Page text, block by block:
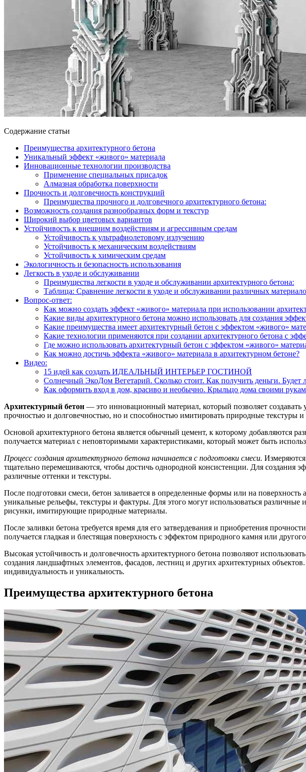
Содержание статьи
Преимущества архитектурного бетона
Уникальный эффект «живого» материала
Инновационные технологии производства
Применение специальных присадок
Алмазная обработка поверхности
Прочность и долговечность конструкций
Преимущества прочного и долговечного архитектурного бетона:
Возможность создания разнообразных форм и текстур
Широкий выбор цветовых вариантов
Устойчивость к внешним воздействиям и агрессивным средам
Устойчивость к ультрафиолетовому излучению
Устойчивость к механическим воздействиям
Устойчивость к химическим средам
Экологичность и безопасность использования
Легкость в уходе и обслуживании
Преимущества легкости в уходе и обслуживании архитектурного бетона:
Таблица: Сравнение легкости в уходе и обслуживании различных
Вопрос-ответ:
Как можно создать эффект «живого» материала при использовании
Какие виды архитектурного бетона можно использовать для создания
Какие преимущества имеет архитектурный бетон с эффектом «живого»
Какие технологии применяются при создании архитектурного бетона с
Где можно использовать архитектурный бетон с эффектом «живого»
Как можно достичь эффекта «живого» материала в архитектурном бетоне?
Видео:
15 идей как создать ИДЕАЛЬНЫЙ ИНТЕРЬЕР ГОСТИНОЙ
Солнечный ЭкоДом Вегетарий. Сколько стоит. Как получить деньги.
Как оформить вход в дом, красиво и необычно. Крыльцо дома своими
Архитектурный бетон — это инновационный материал, который позволяет создавать
прочностью и долговечностью, но и способностью имитировать природные текстуры и
Основой архитектурного бетона является обычный цемент, к которому добавляются
получается материал с неповторимыми характеристиками, который может быть
Процесс создания архитектурного бетона начинается с подготовки смеси.
тщательно перемешиваются, чтобы достичь однородной консистенции. Для создания
различные оттенки и текстуры.
После подготовки смеси, бетон заливается в определенные формы или на поверхность
уникальные рельефы, текстуры и фактуры. Для этого могут использоваться
рисунки, имитирующие природные материалы.
После заливки бетона требуется время для его затвердевания и приобретения
получается гладкая и блестящая поверхность с эффектом природного камня или
Высокая устойчивость и долговечность архитектурного бетона позволяют
создания ландшафтных элементов, фасадов, лестниц и других архитектурных
индивидуальность и уникальность.
Преимущества архитектурного бетона